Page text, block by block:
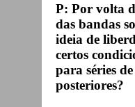
P: Por volta
das bandas
ideia de
certos
para séries
posteriores?